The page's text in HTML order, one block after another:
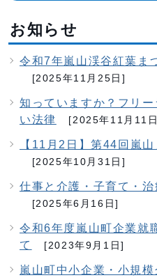
お知らせ
令和7年嵐山渓谷紅葉ま
[2025年11月25日]
知っていますか？フリ
い法律
[2025年11月11
【11月2日】第44回嵐
[2025年10月31日]
仕事と介護・子育て・
[2025年6月16日]
令和6年度嵐山町企業就
て
[2023年9月1日]
嵐山町中小企業・小規